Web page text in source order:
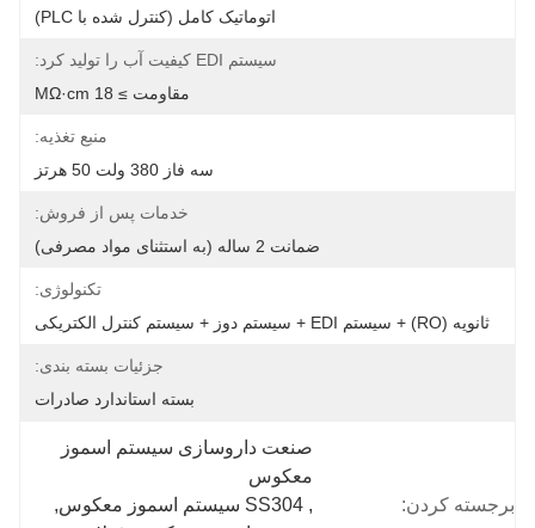
اتوماتیک کامل (کنترل شده با PLC)
سیستم EDI کیفیت آب را تولید کرد:
مقاومت ≥ 18 MΩ·cm
منبع تغذیه:
سه فاز 380 ولت 50 هرتز
خدمات پس از فروش:
ضمانت 2 ساله (به استثنای مواد مصرفی)
تکنولوژی:
ثانویه (RO) + سیستم EDI + سیستم دوز + سیستم کنترل الکتریکی
جزئیات بسته بندی:
بسته استاندارد صادرات
برجسته کردن:
معکوس
, SS304 سیستم اسموز معکوس
,